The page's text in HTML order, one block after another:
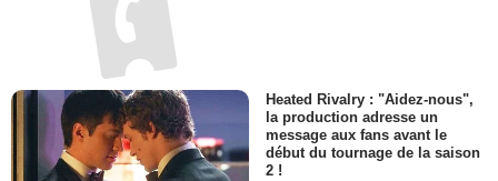
Heated Rivalry : "Aidez-nous",
la production adresse un
message aux fans avant le
début du tournage de la saison
2 !